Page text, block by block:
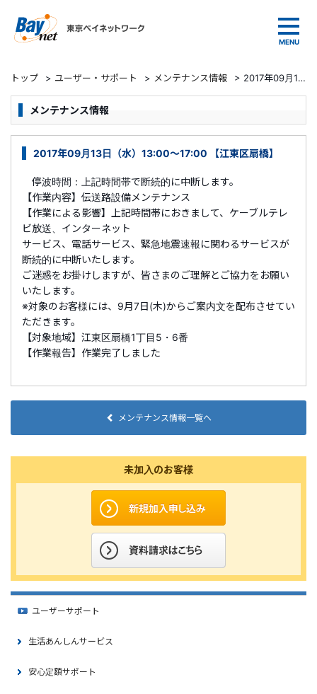
トップ > ユーザー・サポート > メンテナンス情報 > 2017年09月13日（水）13:00～17:00 【江東区扇橋】
メンテナンス情報
2017年09月13日（水）13:00～17:00 【江東区扇橋】
停波時間：上記時間帯で断続的に中断します。
【作業内容】伝送路設備メンテナンス
【作業による影響】上記時間帯におきまして、ケーブルテレ
ビ放送、インターネット
サービス、電話サービス、緊急地震速報に関わるサービスが
断続的に中断いたします。
ご迷惑をお掛けしますが、皆さまのご理解とご協力をお願い
いたします。
※対象のお客様には、9月7日(木)からご案内文を配布させてい
ただきます。
【対象地域】江東区扇橋1丁目5・6番
【作業報告】作業完了しました
メンテナンス情報一覧へ
未加入のお客様
ユーザーサポート
生活あんしんサービス
安心定額サポート